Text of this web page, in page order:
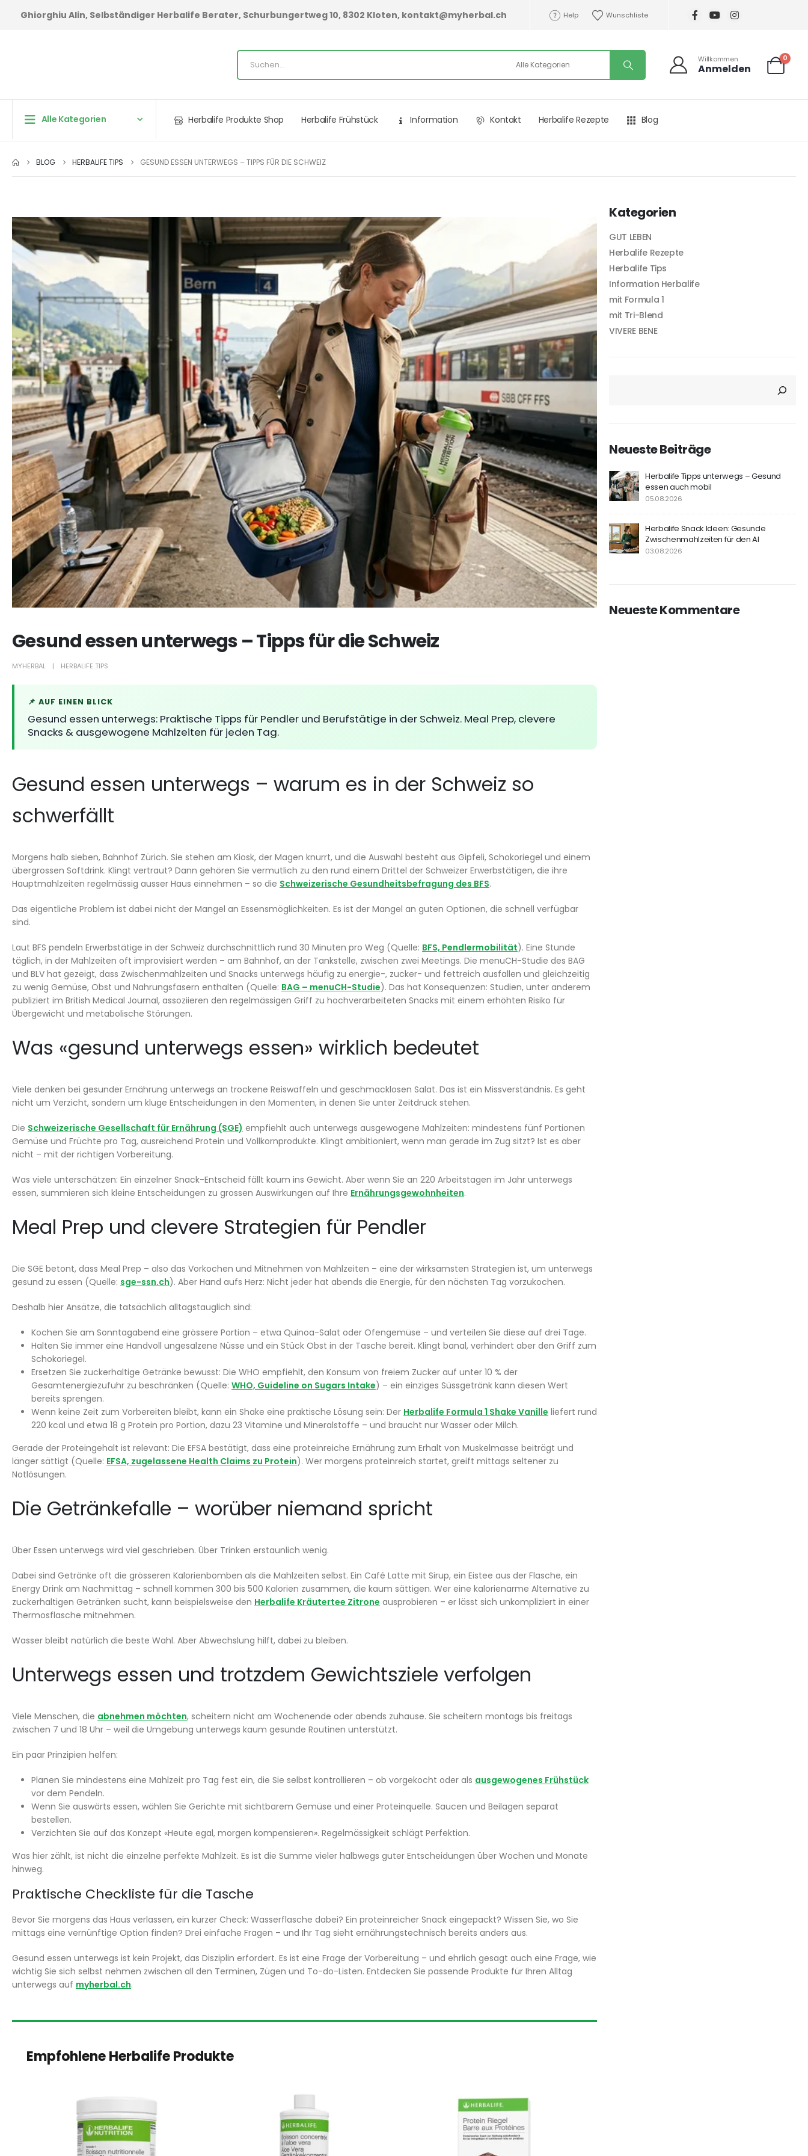
Ghiorghiu Alin, Selbständiger Herbalife Berater, Schurbungertweg 10, 8302 Kloten, kontakt@myherbal.ch Help Wunschliste
Willkommen
Anmelden
0
Alle Kategorien Herbalife Produkte Shop Herbalife Frühstück Information Kontakt Herbalife Rezepte Blog
BLOG HERBALIFE TIPS GESUND ESSEN UNTERWEGS – TIPPS FÜR DIE SCHWEIZ
Gesund essen unterwegs – Tipps für die Schweiz
MYHERBAL HERBALIFE TIPS
📌 AUF EINEN BLICK
Gesund essen unterwegs: Praktische Tipps für Pendler und Berufstätige in der Schweiz. Meal Prep, clevere
Snacks & ausgewogene Mahlzeiten für jeden Tag.
Gesund essen unterwegs – warum es in der Schweiz so
schwerfällt
Morgens halb sieben, Bahnhof Zürich. Sie stehen am Kiosk, der Magen knurrt, und die Auswahl besteht aus Gipfeli, Schokoriegel und einem
übergrossen Softdrink. Klingt vertraut? Dann gehören Sie vermutlich zu den rund einem Drittel der Schweizer Erwerbstätigen, die ihre
Hauptmahlzeiten regelmässig ausser Haus einnehmen – so die Schweizerische Gesundheitsbefragung des BFS.
Das eigentliche Problem ist dabei nicht der Mangel an Essensmöglichkeiten. Es ist der Mangel an guten Optionen, die schnell verfügbar
sind.
Laut BFS pendeln Erwerbstätige in der Schweiz durchschnittlich rund 30 Minuten pro Weg (Quelle: BFS, Pendlermobilität). Eine Stunde
täglich, in der Mahlzeiten oft improvisiert werden – am Bahnhof, an der Tankstelle, zwischen zwei Meetings. Die menuCH-Studie des BAG
und BLV hat gezeigt, dass Zwischenmahlzeiten und Snacks unterwegs häufig zu energie-, zucker- und fettreich ausfallen und gleichzeitig
zu wenig Gemüse, Obst und Nahrungsfasern enthalten (Quelle: BAG – menuCH-Studie). Das hat Konsequenzen: Studien, unter anderem
publiziert im British Medical Journal, assoziieren den regelmässigen Griff zu hochverarbeiteten Snacks mit einem erhöhten Risiko für
Übergewicht und metabolische Störungen.
Was «gesund unterwegs essen» wirklich bedeutet
Viele denken bei gesunder Ernährung unterwegs an trockene Reiswaffeln und geschmacklosen Salat. Das ist ein Missverständnis. Es geht
nicht um Verzicht, sondern um kluge Entscheidungen in den Momenten, in denen Sie unter Zeitdruck stehen.
Die Schweizerische Gesellschaft für Ernährung (SGE) empfiehlt auch unterwegs ausgewogene Mahlzeiten: mindestens fünf Portionen
Gemüse und Früchte pro Tag, ausreichend Protein und Vollkornprodukte. Klingt ambitioniert, wenn man gerade im Zug sitzt? Ist es aber
nicht – mit der richtigen Vorbereitung.
Was viele unterschätzen: Ein einzelner Snack-Entscheid fällt kaum ins Gewicht. Aber wenn Sie an 220 Arbeitstagen im Jahr unterwegs
essen, summieren sich kleine Entscheidungen zu grossen Auswirkungen auf Ihre Ernährungsgewohnheiten.
Meal Prep und clevere Strategien für Pendler
Die SGE betont, dass Meal Prep – also das Vorkochen und Mitnehmen von Mahlzeiten – eine der wirksamsten Strategien ist, um unterwegs
gesund zu essen (Quelle: sge-ssn.ch). Aber Hand aufs Herz: Nicht jeder hat abends die Energie, für den nächsten Tag vorzukochen.
Deshalb hier Ansätze, die tatsächlich alltagstauglich sind:
Kochen Sie am Sonntagabend eine grössere Portion – etwa Quinoa-Salat oder Ofengemüse – und verteilen Sie diese auf drei Tage.
Halten Sie immer eine Handvoll ungesalzene Nüsse und ein Stück Obst in der Tasche bereit. Klingt banal, verhindert aber den Griff zum
Schokoriegel.
Ersetzen Sie zuckerhaltige Getränke bewusst: Die WHO empfiehlt, den Konsum von freiem Zucker auf unter 10 % der
Gesamtenergiezufuhr zu beschränken (Quelle: WHO, Guideline on Sugars Intake) – ein einziges Süssgetränk kann diesen Wert
bereits sprengen.
Wenn keine Zeit zum Vorbereiten bleibt, kann ein Shake eine praktische Lösung sein: Der Herbalife Formula 1 Shake Vanille liefert rund
220 kcal und etwa 18 g Protein pro Portion, dazu 23 Vitamine und Mineralstoffe – und braucht nur Wasser oder Milch.
Gerade der Proteingehalt ist relevant: Die EFSA bestätigt, dass eine proteinreiche Ernährung zum Erhalt von Muskelmasse beiträgt und
länger sättigt (Quelle: EFSA, zugelassene Health Claims zu Protein). Wer morgens proteinreich startet, greift mittags seltener zu
Notlösungen.
Die Getränkefalle – worüber niemand spricht
Über Essen unterwegs wird viel geschrieben. Über Trinken erstaunlich wenig.
Dabei sind Getränke oft die grösseren Kalorienbomben als die Mahlzeiten selbst. Ein Café Latte mit Sirup, ein Eistee aus der Flasche, ein
Energy Drink am Nachmittag – schnell kommen 300 bis 500 Kalorien zusammen, die kaum sättigen. Wer eine kalorienarme Alternative zu
zuckerhaltigen Getränken sucht, kann beispielsweise den Herbalife Kräutertee Zitrone ausprobieren – er lässt sich unkompliziert in einer
Thermosflasche mitnehmen.
Wasser bleibt natürlich die beste Wahl. Aber Abwechslung hilft, dabei zu bleiben.
Unterwegs essen und trotzdem Gewichtsziele verfolgen
Viele Menschen, die abnehmen möchten, scheitern nicht am Wochenende oder abends zuhause. Sie scheitern montags bis freitags
zwischen 7 und 18 Uhr – weil die Umgebung unterwegs kaum gesunde Routinen unterstützt.
Ein paar Prinzipien helfen:
Planen Sie mindestens eine Mahlzeit pro Tag fest ein, die Sie selbst kontrollieren – ob vorgekocht oder als ausgewogenes Frühstück
vor dem Pendeln.
Wenn Sie auswärts essen, wählen Sie Gerichte mit sichtbarem Gemüse und einer Proteinquelle. Saucen und Beilagen separat
bestellen.
Verzichten Sie auf das Konzept «Heute egal, morgen kompensieren». Regelmässigkeit schlägt Perfektion.
Was hier zählt, ist nicht die einzelne perfekte Mahlzeit. Es ist die Summe vieler halbwegs guter Entscheidungen über Wochen und Monate
hinweg.
Praktische Checkliste für die Tasche
Bevor Sie morgens das Haus verlassen, ein kurzer Check: Wasserflasche dabei? Ein proteinreicher Snack eingepackt? Wissen Sie, wo Sie
mittags eine vernünftige Option finden? Drei einfache Fragen – und Ihr Tag sieht ernährungstechnisch bereits anders aus.
Gesund essen unterwegs ist kein Projekt, das Disziplin erfordert. Es ist eine Frage der Vorbereitung – und ehrlich gesagt auch eine Frage, wie
wichtig Sie sich selbst nehmen zwischen all den Terminen, Zügen und To-do-Listen. Entdecken Sie passende Produkte für Ihren Alltag
unterwegs auf myherbal.ch.
Empfohlene Herbalife Produkte
Kategorien
GUT LEBEN
Herbalife Rezepte
Herbalife Tips
Information Herbalife
mit Formula 1
mit Tri-Blend
VIVERE BENE
Neueste Beiträge
Herbalife Tipps unterwegs – Gesund
essen auch mobil
05.08.2026
Herbalife Snack Ideen: Gesunde
Zwischenmahlzeiten für den Al
03.08.2026
Neueste Kommentare